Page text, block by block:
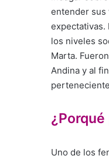
entender sus
expectativas.
los niveles
Marta.
Andina y al
Uno de los